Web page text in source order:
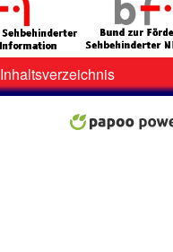
Inhaltsverzeichnis